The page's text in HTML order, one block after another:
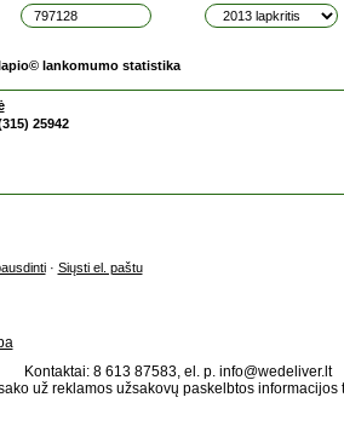
lankomumo statistika
25942
· Siųsti el. paštu
Kontaktai: 8 613 87583, el. p. info@wedeliver.lt
už reklamos užsakovų paskelbtos